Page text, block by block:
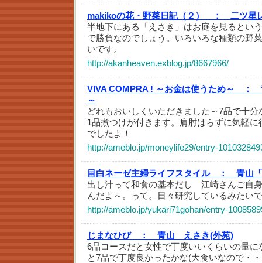
makikoの花・野菜日記（２） ：
二ツ星
半地下にある「えさき」はお庭を見るとい
で勝負なのでしょう。いろいろな種類の野
いです。
http://akanheaven.exblog.jp/8667966/
VIVA COMPRA ! ～お金は使うため～ ：
～
どれもおいしくいただきました～7品で十
1品煮つけが付きます。肩肘はらずに気軽
でしたよ！
http://ameblo.jp/moneylife29/entry-
目白ネーゼ主婦ライフスタイル ：
青山
出し汁って和食の基本だし 江崎さんご自
んだよ～。って。日々研究しているみたい
http://ameblo.jp/yukari71gohan/entry-
じまなひび ：
青山 えさき(外苑)
6品コースだと女性で丁度いいくらいの量
と7品で丁度良かったかな(大食いなので・